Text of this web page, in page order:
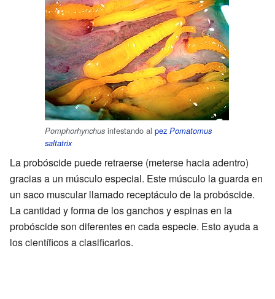
Pomphorhynchus infestando al pez Pomatomus
saltatrix
La probóscide puede retraerse (meterse hacia adentro)
gracias a un músculo especial. Este músculo la guarda en
un saco muscular llamado receptáculo de la probóscide.
La cantidad y forma de los ganchos y espinas en la
probóscide son diferentes en cada especie. Esto ayuda a
los científicos a clasificarlos.